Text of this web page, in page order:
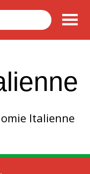
Italienne